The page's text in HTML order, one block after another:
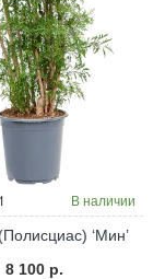
В наличии
‘Мин’
8 100 р.